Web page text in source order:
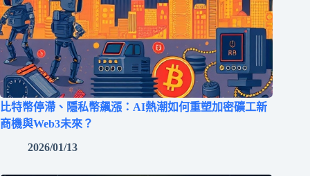
比特幣停滯、隱私幣飆漲：AI熱潮如何重塑加密礦工新
商機與Web3未來？
2026/01/13